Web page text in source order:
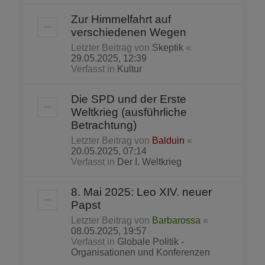
Zur Himmelfahrt auf
verschiedenen Wegen
Letzter Beitrag von Skeptik «
29.05.2025, 12:39
Verfasst in Kultur
Die SPD und der Erste
Weltkrieg (ausführliche
Betrachtung)
Letzter Beitrag von Balduin «
20.05.2025, 07:14
Verfasst in Der I. Weltkrieg
8. Mai 2025: Leo XIV. neuer
Papst
Letzter Beitrag von Barbarossa «
08.05.2025, 19:57
Verfasst in Globale Politik -
Organisationen und Konferenzen